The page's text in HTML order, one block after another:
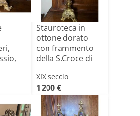
Stauroteca in
ottone dorato
con frammento
della S.Croce di
XIX secolo
1 200 €